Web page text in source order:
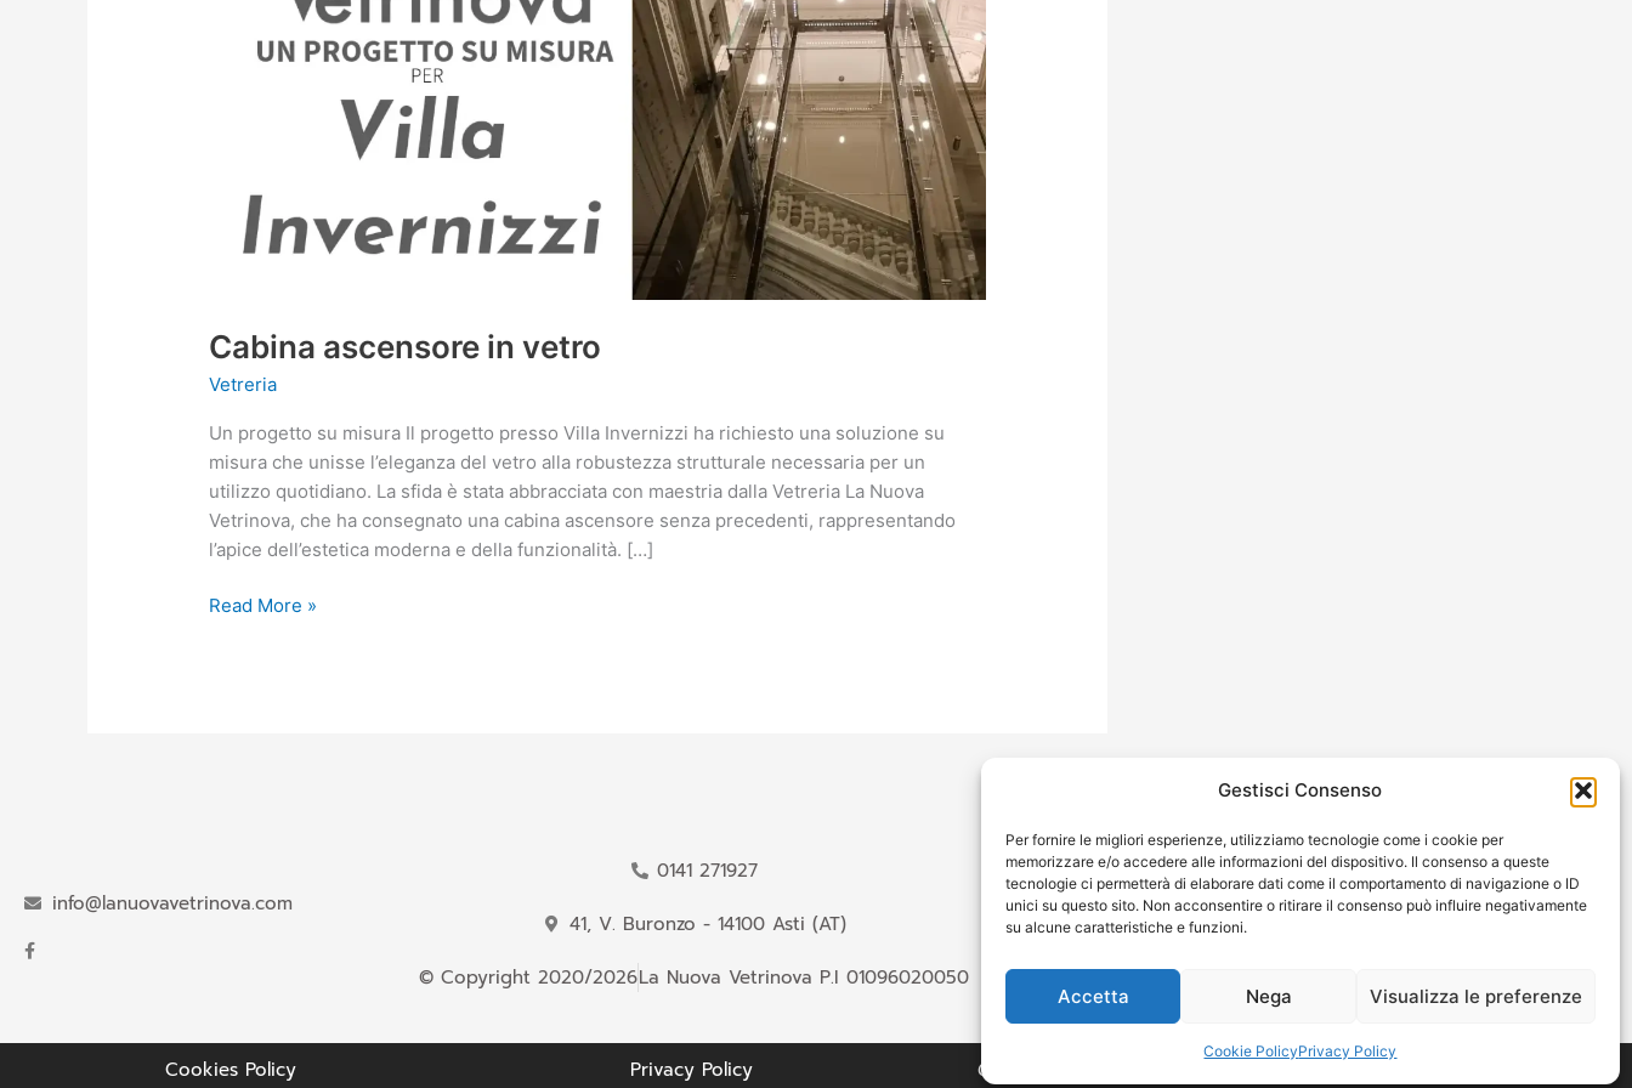
Gestisci Consenso
Per fornire le migliori esperienze, utilizziamo tecnologie come i cookie per
memorizzare e/o accedere alle informazioni del dispositivo. Il consenso a queste
tecnologie ci permetterà di elaborare dati come il comportamento di navigazione o ID
unici su questo sito. Non acconsentire o ritirare il consenso può influire negativamente
su alcune caratteristiche e funzioni.
Accetta Nega Visualizza le preferenze
Cookie PolicyPrivacy Policy
Cabina ascensore in vetro
Vetreria
Un progetto su misura Il progetto presso Villa Invernizzi ha richiesto una soluzione su
misura che unisse l’eleganza del vetro alla robustezza strutturale necessaria per un
utilizzo quotidiano. La sfida è stata abbracciata con maestria dalla Vetreria La Nuova
Vetrinova, che ha consegnato una cabina ascensore senza precedenti, rappresentando
l’apice dell’estetica moderna e della funzionalità. […]
Read More »
info@lanuovavetrinova.com
0141 271927
41, V. Buronzo - 14100 Asti (AT)
© Copyright 2020/2026La Nuova Vetrinova P.I 01096020050
Orari
Lun - Ven
8:00/12:00 - 14:00/18:30
Sab
su appuntamento
Cookies Policy Privacy Policy Credits & Powered by La Nuova Vetrinova